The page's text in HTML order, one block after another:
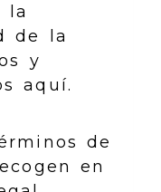
la
de la
y
aquí.
de
en